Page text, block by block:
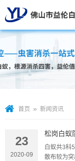
首页 » 新闻资讯
23
2020-09
松岗白蚁
白蚁共3科
散布较为